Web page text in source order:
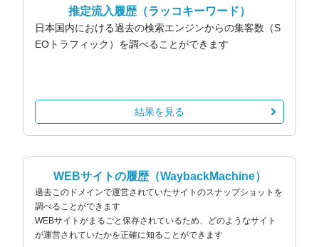
推定流入履歴（ラッコキーワード）
日本国内における過去の検索エンジンからの集客数（S
EOトラフィック）を調べることができます
結果を見る
WEBサイトの履歴（WaybackMachine）
過去このドメインで運営されていたサイトのスナップショットを
調べることができます
WEBサイトがまるごと保存されているため、どのようなサイト
が運営されていたかを正確に知ることができます